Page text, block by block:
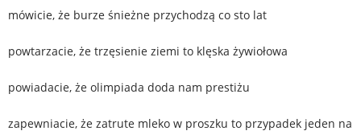
mówicie, że burze śnieżne przychodzą co sto lat
powtarzacie, że trzęsienie ziemi to klęska żywiołowa
powiadacie, że olimpiada doda nam prestiżu
zapewniacie, że zatrute mleko w proszku to przypadek jeden na